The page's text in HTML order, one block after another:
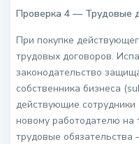
Проверка 4 — Трудовые
При покупке
трудовых договоров.
законодательство
собственника бизнеса
действующие сотрудники
новому работодателю на
трудовые